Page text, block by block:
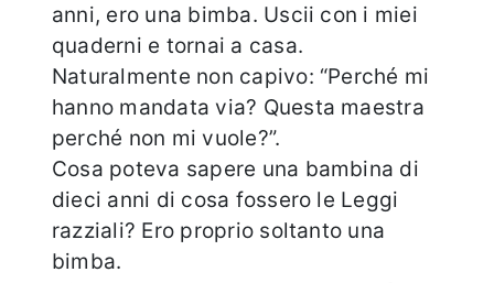
anni, ero una bimba. Uscii con i miei
quaderni e tornai a casa.
Naturalmente non capivo: “Perché mi
hanno mandata via? Questa maestra
perché non mi vuole?”.
Cosa poteva sapere una bambina di
dieci anni di cosa fossero le Leggi
razziali? Ero proprio soltanto una
bimba.